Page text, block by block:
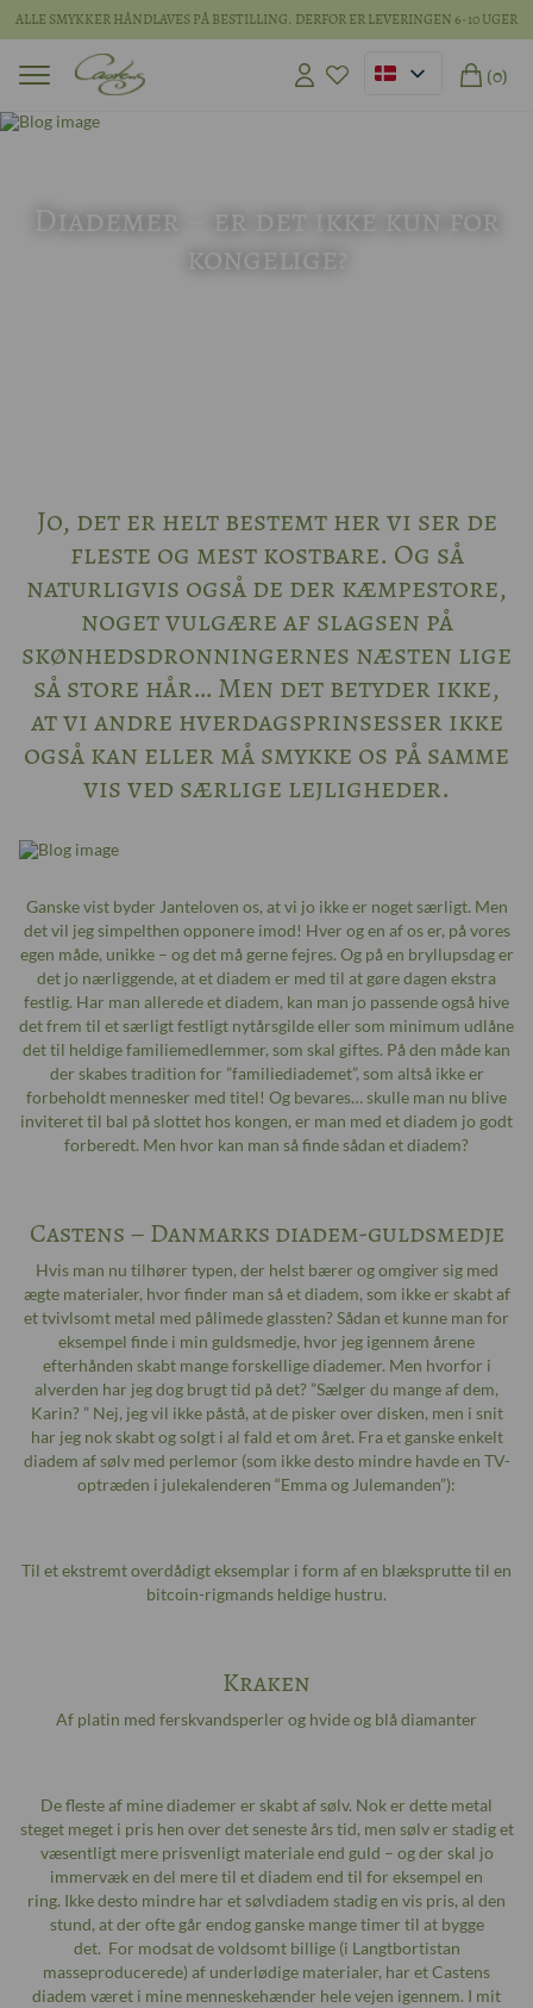
ALLE SMYKKER HÅNDLAVES PÅ BESTILLING. DERFOR ER LEVERINGEN 6-10 UGER
(0)
Diademer – er det ikke kun for
kongelige?
Jo, det er helt bestemt her vi ser de
fleste og mest kostbare. Og så
naturligvis også de der kæmpestore,
noget vulgære af slagsen på
skønhedsdronningernes næsten lige
så store hår… Men det betyder ikke,
at vi andre hverdagsprinsesser ikke
også kan eller må smykke os på samme
vis ved særlige lejligheder.
Ganske vist byder Janteloven os, at vi jo ikke er noget særligt. Men
det vil jeg simpelthen opponere imod! Hver og en af os er, på vores
egen måde, unikke – og det må gerne fejres. Og på en bryllupsdag er
det jo nærliggende, at et diadem er med til at gøre dagen ekstra
festlig. Har man allerede et diadem, kan man jo passende også hive
det frem til et særligt festligt nytårsgilde eller som minimum udlåne
det til heldige familiemedlemmer, som skal giftes. På den måde kan
der skabes tradition for ”familiediademet”, som altså ikke er
forbeholdt mennesker med titel! Og bevares… skulle man nu blive
inviteret til bal på slottet hos kongen, er man med et diadem jo godt
forberedt. Men hvor kan man så finde sådan et diadem?
Castens – Danmarks diadem-guldsmedje
Hvis man nu tilhører typen, der helst bærer og omgiver sig med
ægte materialer, hvor finder man så et diadem, som ikke er skabt af
et tvivlsomt metal med pålimede glassten? Sådan et kunne man for
eksempel finde i min guldsmedje, hvor jeg igennem årene
efterhånden skabt mange forskellige diademer. Men hvorfor i
alverden har jeg dog brugt tid på det? ”Sælger du mange af dem,
Karin? ” Nej, jeg vil ikke påstå, at de pisker over disken, men i snit
har jeg nok skabt og solgt i al fald et om året. Fra et ganske enkelt
diadem af sølv med perlemor (som ikke desto mindre havde en TV-
optræden i julekalenderen “Emma og Julemanden”):
Til et ekstremt overdådigt eksemplar i form af en blæksprutte til en
bitcoin-rigmands heldige hustru.
Kraken
Af platin med ferskvandsperler og hvide og blå diamanter
De fleste af mine diademer er skabt af sølv. Nok er dette metal
steget meget i pris hen over det seneste års tid, men sølv er stadig et
væsentligt mere prisvenligt materiale end guld – og der skal jo
immervæk en del mere til et diadem end til for eksempel en
ring. Ikke desto mindre har et sølvdiadem stadig en vis pris, al den
stund, at der ofte går endog ganske mange timer til at bygge
det. For modsat de voldsomt billige (i Langtbortistan
masseproducerede) af underlødige materialer, har et Castens
diadem været i mine menneskehænder hele vejen igennem. I mit